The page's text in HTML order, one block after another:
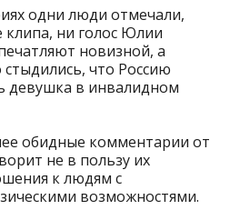
одни люди отмечали,
ни голос Юлии
новизной, а
что Россию
девушка в инвалидном
обидные комментарии от
не в пользу их
к людям с
возможностями.